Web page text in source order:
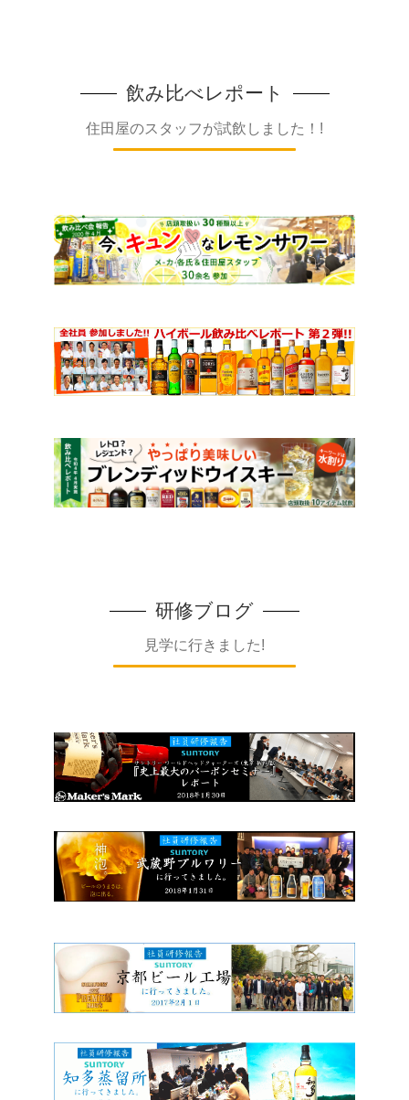
飲み比べレポート
住田屋のスタッフが試飲しました！!
研修ブログ
見学に行きました!